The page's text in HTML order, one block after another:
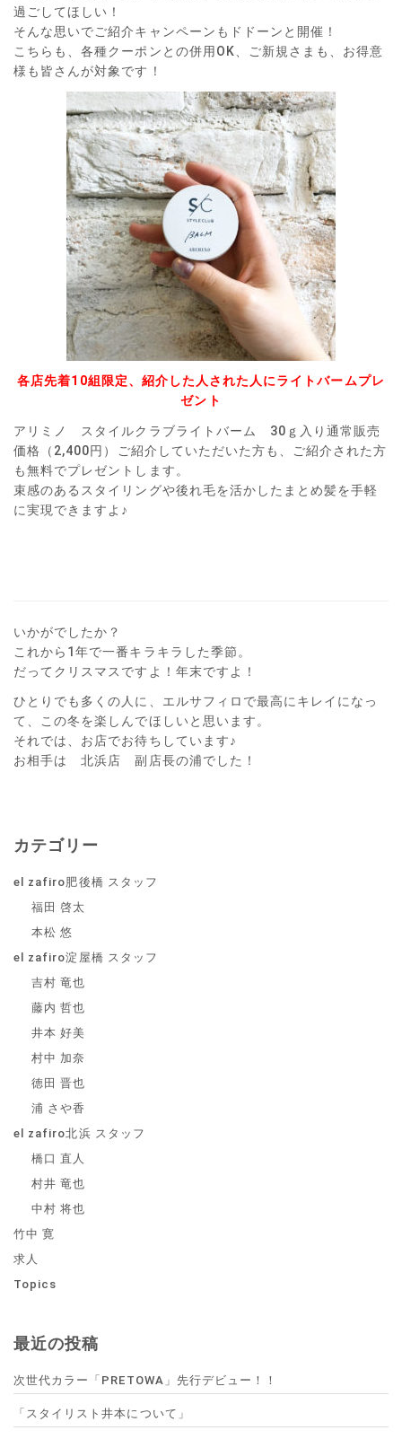
過ごしてほしい！
そんな思いでご紹介キャンペーンもドドーンと開催！
こちらも、各種クーポンとの併用OK、ご新規さまも、お得意
様も皆さんが対象です！
各店先着10組限定、紹介した人された人にライトバームプレ
ゼント
アリミノ スタイルクラブライトバーム 30ｇ入り通常販売
価格（2,400円）ご紹介していただいた方も、ご紹介された方
も無料でプレゼントします。
束感のあるスタイリングや後れ毛を活かしたまとめ髪を手軽
に実現できますよ♪
いかがでしたか？
これから1年で一番キラキラした季節。
だってクリスマスですよ！年末ですよ！
ひとりでも多くの人に、エルサフィロで最高にキレイになっ
て、この冬を楽しんでほしいと思います。
それでは、お店でお待ちしています♪
お相手は 北浜店 副店長の浦でした！
カテゴリー
el zafiro肥後橋 スタッフ
福田 啓太
本松 悠
el zafiro淀屋橋 スタッフ
吉村 竜也
藤内 哲也
井本 好美
村中 加奈
徳田 晋也
浦 さや香
el zafiro北浜 スタッフ
橋口 直人
村井 竜也
中村 将也
竹中 寛
求人
Topics
最近の投稿
次世代カラー「PRETOWA」先行デビュー！！
「スタイリスト井本について」